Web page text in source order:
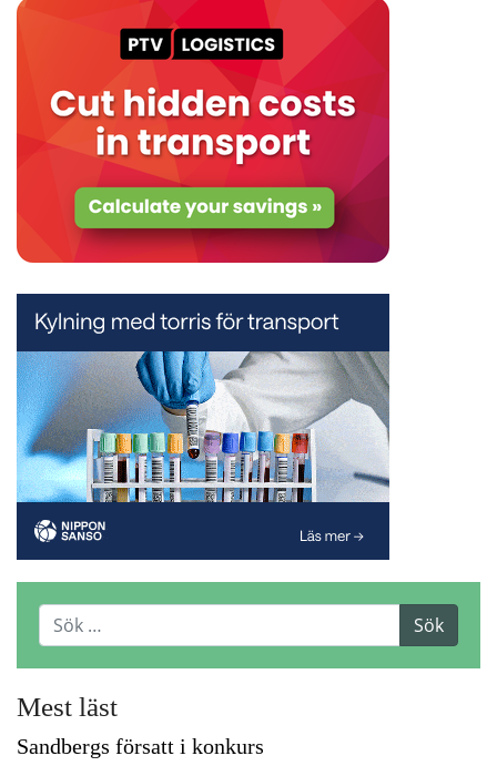
Mest läst
Sandbergs försatt i konkurs